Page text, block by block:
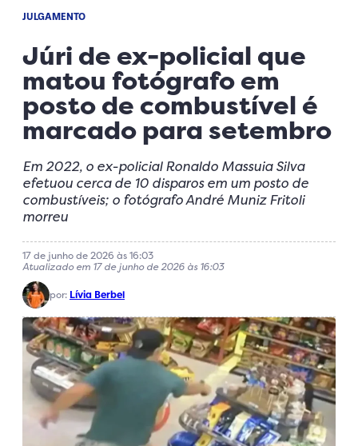
JULGAMENTO
Júri de ex-policial que
matou fotógrafo em
posto de combustível é
marcado para setembro
Em 2022, o ex-policial Ronaldo Massuia Silva
efetuou cerca de 10 disparos em um posto de
combustíveis; o fotógrafo André Muniz Fritoli
morreu
17 de junho de 2026 às 16:03
Atualizado em 17 de junho de 2026 às 16:03
por: Lívia Berbel